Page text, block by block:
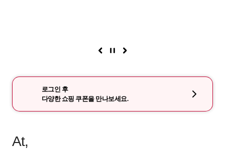
로그인 후
다양한 쇼핑 쿠폰을 만나보세요.
At,